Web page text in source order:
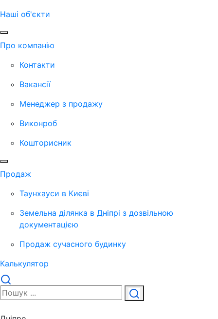
Наші об'єкти
Про компанію
Контакти
Вакансії
Менеджер з продажу
Виконроб
Кошторисник
Продаж
Таунхауси в Києві
Земельна ділянка в Дніпрі з дозвільною
документацією
Продаж сучасного будинку
Калькулятор